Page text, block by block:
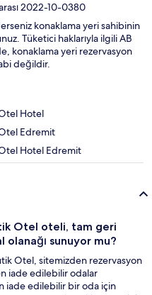
2022-10-0380
konaklama yeri sahibinin
Tüketici haklarıyla ilgili AB
konaklama yeri rezervasyon
değildir.
Hotel
Edremit
Hotel Edremit
Otel oteli, tam geri
sunuyor mu?
Otel, sitemizden rezervasyon
iade edilebilir odalar
iade edilebilir bir oda için